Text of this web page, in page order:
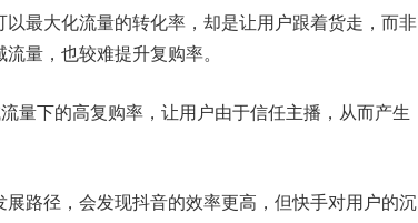
最大化流量的转化率，却是让用户跟着货走，而非
量，也较难提升复购率。
下的高复购率，让用户由于信任主播，从而产生
路径，会发现抖音的效率更高，但快手对用户的沉